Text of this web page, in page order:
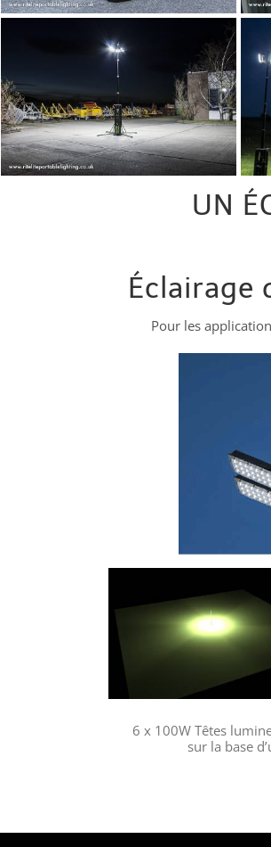
UN
Éclairage
Pour les
6 x 100W Têtes
sur la base